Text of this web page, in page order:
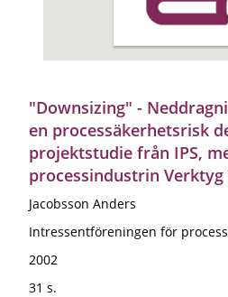
"Downsizing" -
en processäkerhetsrisk
projektstudie från IPS,
processindustrin
Jacobsson Anders
Intressentföreningen för
2002
31 s.